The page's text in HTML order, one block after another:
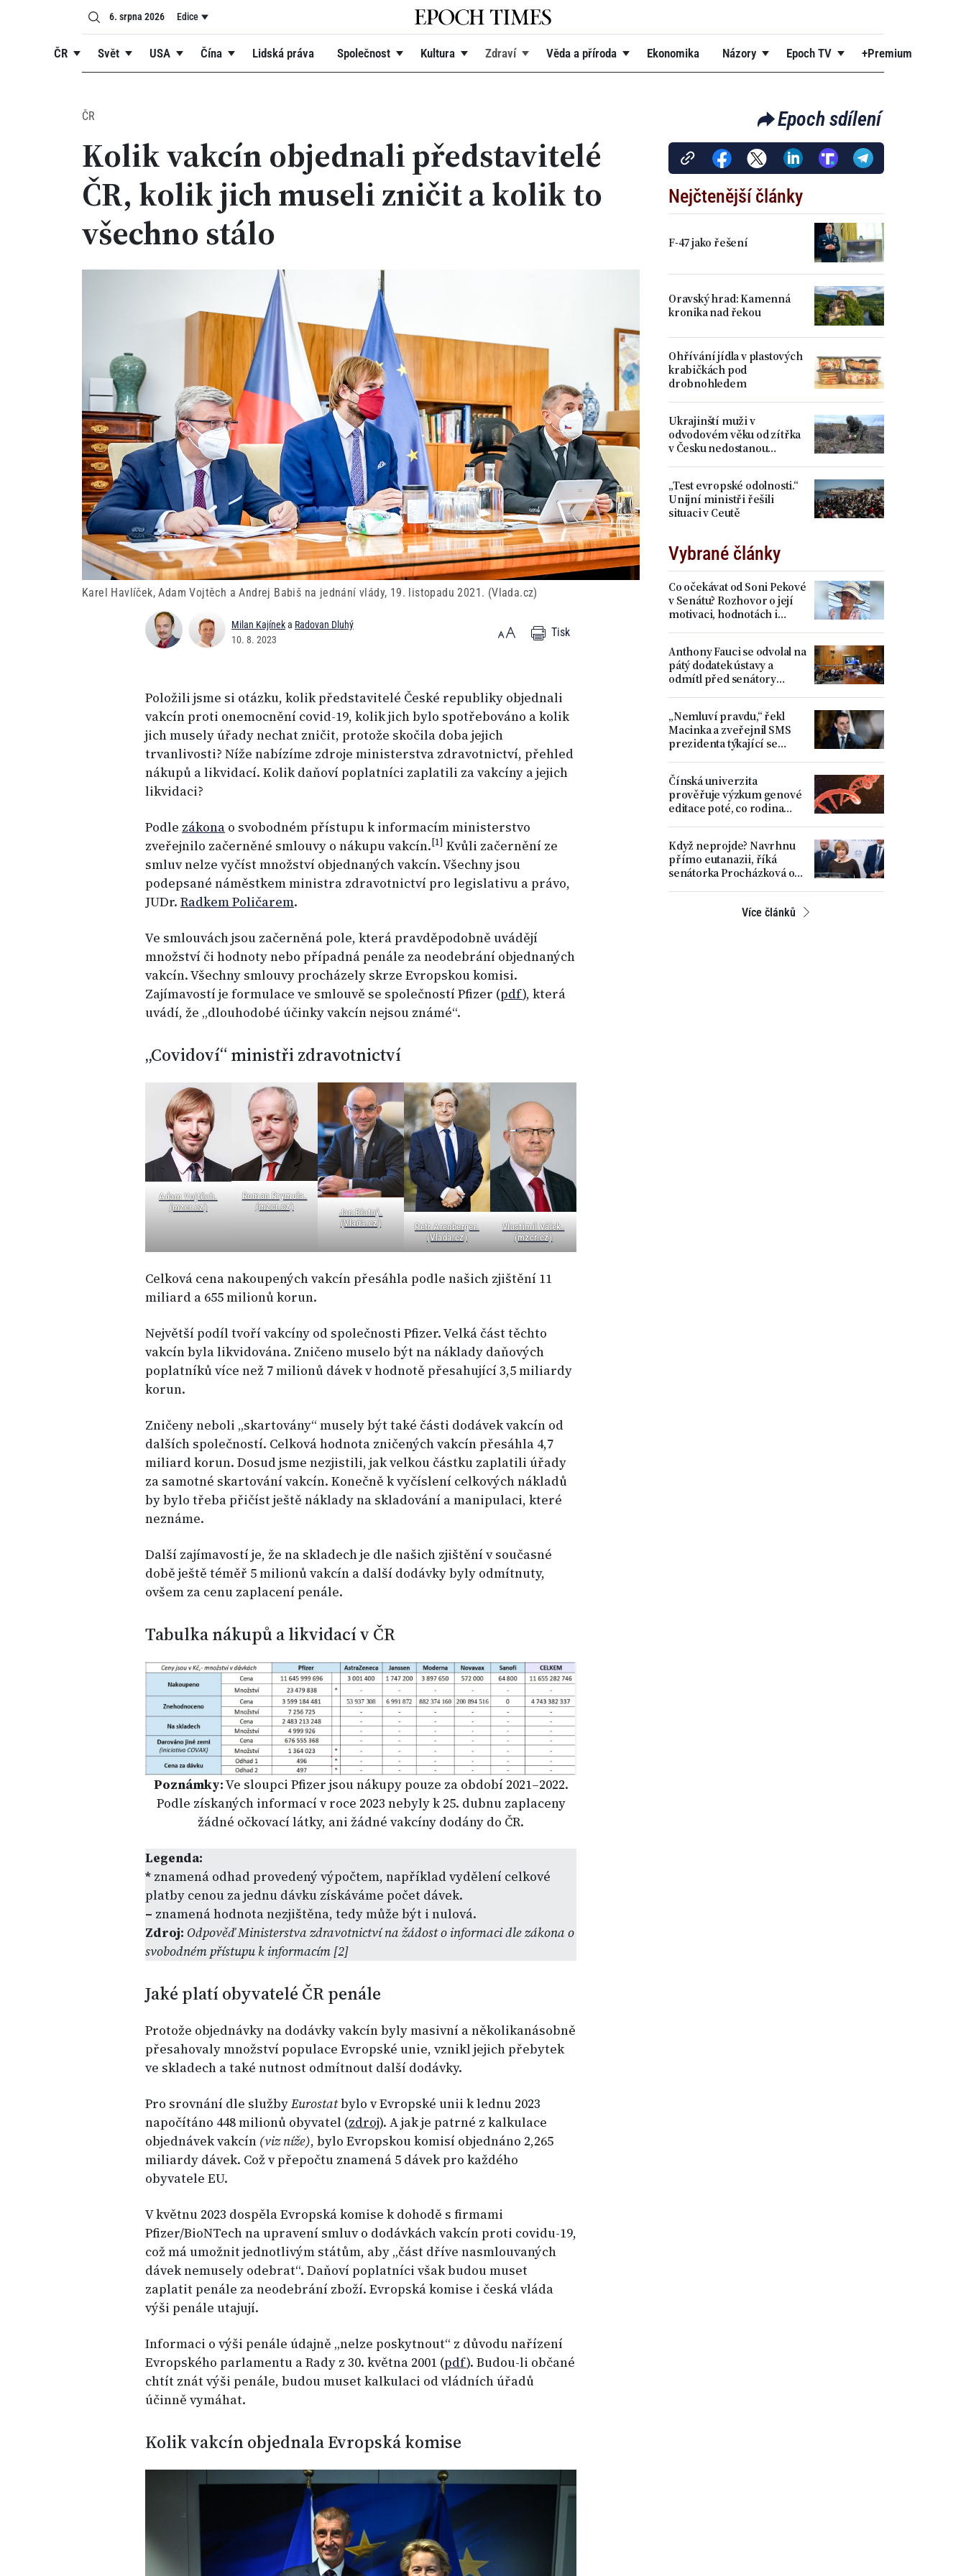
6. srpna 2026 Edice
ČR Svět USA Čína Lidská práva Společnost Kultura Zdraví Věda a příroda Ekonomika Názory Epoch TV +Premium
ČR
Kolik vakcín objednali představitelé
ČR, kolik jich museli zničit a kolik to
všechno stálo
Karel Havlíček, Adam Vojtěch a Andrej Babiš na jednání vlády, 19. listopadu 2021. (Vlada.cz)
Milan Kajíneka Radovan Dluhý
10. 8. 2023
Tisk
Položili jsme si otázku, kolik představitelé České republiky objednali
vakcín proti onemocnění covid-19, kolik jich bylo spotřebováno a kolik
jich musely úřady nechat zničit, protože skočila doba jejich
trvanlivosti? Níže nabízíme zdroje ministerstva zdravotnictví, přehled
nákupů a likvidací. Kolik daňoví poplatníci zaplatili za vakcíny a jejich
likvidaci?
Podle zákona o svobodném přístupu k informacím ministerstvo
zveřejnilo začerněné smlouvy o nákupu vakcín.[1] Kvůli začernění ze
smluv nelze vyčíst množství objednaných vakcín. Všechny jsou
podepsané náměstkem ministra zdravotnictví pro legislativu a právo,
JUDr. Radkem Poličarem.
Ve smlouvách jsou začerněná pole, která pravděpodobně uvádějí
množství či hodnoty nebo případná penále za neodebrání objednaných
vakcín. Všechny smlouvy procházely skrze Evropskou komisi.
Zajímavostí je formulace ve smlouvě se společností Pfizer (pdf), která
uvádí, že „dlouhodobé účinky vakcín nejsou známé“.
„Covidoví“ ministři zdravotnictví
Adam Vojtěch.
(mzcr.cz)
Roman Prymula.
(mzcr.cz)
Jan Blatný.
(Vlada.cz)
Petr Arenberger.
(Vlada.cz)
Vlastimil Válek.
(mzcr.cz)
Celková cena nakoupených vakcín přesáhla podle našich zjištění 11
miliard a 655 milionů korun.
Největší podíl tvoří vakcíny od společnosti Pfizer. Velká část těchto
vakcín byla likvidována. Zničeno muselo být na náklady daňových
poplatníků více než 7 milionů dávek v hodnotě přesahující 3,5 miliardy
korun.
Zničeny neboli „skartovány“ musely být také části dodávek vakcín od
dalších společností. Celková hodnota zničených vakcín přesáhla 4,7
miliard korun. Dosud jsme nezjistili, jak velkou částku zaplatili úřady
za samotné skartování vakcín. Konečně k vyčíslení celkových nákladů
by bylo třeba přičíst ještě náklady na skladování a manipulaci, které
neznáme.
Další zajímavostí je, že na skladech je dle našich zjištění v současné
době ještě téměř 5 milionů vakcín a další dodávky byly odmítnuty,
ovšem za cenu zaplacení penále.
Tabulka nákupů a likvidací v ČR
Poznámky:Ve sloupci Pfizer jsou nákupy pouze za období 2021–2022.
Podle získaných informací v roce 2023 nebyly k 25. dubnu zaplaceny
žádné očkovací látky, ani žádné vakcíny dodány do ČR.
Legenda:
* znamená odhad provedený výpočtem, například vydělení celkové
platby cenou za jednu dávku získáváme počet dávek.
– znamená hodnota nezjištěna, tedy může být i nulová.
Zdroj: Odpověď Ministerstva zdravotnictví na žádost o informaci dle zákona o
svobodném přístupu k informacím [2]
Jaké platí obyvatelé ČR penále
Protože objednávky na dodávky vakcín byly masivní a několikanásobně
přesahovaly množství populace Evropské unie, vznikl jejich přebytek
ve skladech a také nutnost odmítnout další dodávky.
Pro srovnání dle službyEurostatbylo v Evropské unii k lednu 2023
napočítáno 448 milionů obyvatel (zdroj). A jak je patrné z kalkulace
objednávek vakcín (viz níže), bylo Evropskou komisí objednáno 2,265
miliardy dávek. Což v přepočtu znamená 5 dávek pro každého
obyvatele EU.
V květnu 2023 dospěla Evropská komise k dohodě s firmami
Pfizer/BioNTech na upravení smluv o dodávkách vakcín proti covidu-19,
což má umožnit jednotlivým státům, aby „část dříve nasmlouvaných
dávek nemusely odebrat“. Daňoví poplatníci však budou muset
zaplatit penále za neodebrání zboží. Evropská komise i česká vláda
výši penále utajují.
Informaci o výši penále údajně „nelze poskytnout“ z důvodu nařízení
Evropského parlamentu a Rady z 30. května 2001 (pdf). Budou-li občané
chtít znát výši penále, budou muset kalkulaci od vládních úřadů
účinně vymáhat.
Kolik vakcín objednala Evropská komise
Epoch sdílení
Nejčtenější články
F-47 jako řešení
Oravský hrad: Kamenná
kronika nad řekou
Ohřívání jídla v plastových
krabičkách pod
drobnohledem
Ukrajinští muži v
odvodovém věku od zítřka
v Česku nedostanou
„Test evropské odolnosti.“
Unijní ministři řešili
situaci v Ceutě
Vybrané články
Co očekávat od Soni Pekové
v Senátu? Rozhovor o její
motivaci, hodnotách i
Anthony Fauci se odvolal na
pátý dodatek ústavy a
odmítl před senátory
„Nemluví pravdu,“ řekl
Macinka a zveřejnil SMS
prezidenta týkající se
ministrem. Pavel považuje
věc za uzavřenou
Čínská univerzita
prověřuje výzkum genové
editace poté, co rodina
Když neprojde? Navrhnu
přímo eutanazii, říká
senátorka Procházková o
Více článků